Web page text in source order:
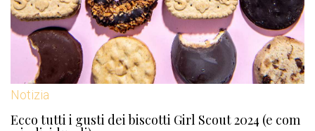
Notizia
Ecco tutti i gusti dei biscotti Girl Scout 2024 (e com